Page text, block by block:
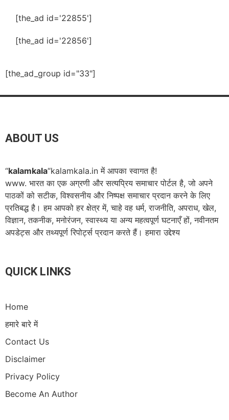
[the_ad id='22855']
[the_ad id='22856']
[the_ad_group id="33"]
ABOUT US
“kalamkala“kalamkala.in में आपका स्वागत है!
www. भारत का एक अग्रणी और सत्यप्रिय समाचार पोर्टल है, जो अपने
पाठकों को सटीक, विश्वसनीय और निष्पक्ष समाचार प्रदान करने के लिए
प्रतिबद्ध है। हम आपको हर क्षेत्र में, चाहे वह धर्म, राजनीति, अपराध, खेल,
विज्ञान, तकनीक, मनोरंजन, स्वास्थ्य या अन्य महत्वपूर्ण घटनाएँ हों, नवीनतम
अपडेट्स और तथ्यपूर्ण रिपोर्ट्स प्रदान करते हैं। हमारा उद्देश्य
QUICK LINKS
Home
हमारे बारे में
Contact Us
Disclaimer
Privacy Policy
Become An Author